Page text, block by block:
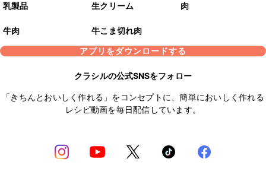
乳製品 生クリーム 肉
牛肉
牛こま切れ肉
アプリをダウンロードする
クラシルの公式SNSをフォロー
「きちんとおいしく作れる」をコンセプトに、簡単においしく作れる
レシピ動画を毎日配信しています。